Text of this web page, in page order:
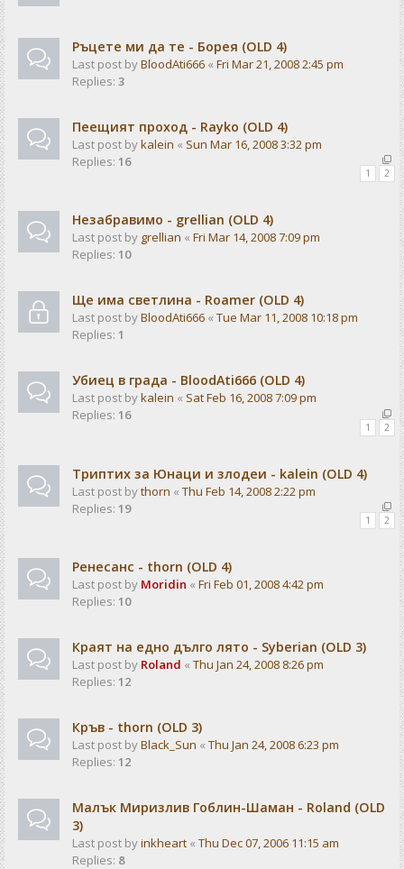
Ръцете ми да те - Борея (OLD 4)
Last post byBloodAti666 « Fri Mar 21, 2008 2:45 pm
Replies: 3
Пеещият проход - Rayko (OLD 4)
Last post bykalein « Sun Mar 16, 2008 3:32 pm
Replies: 16
1 2
Незабравимо - grellian (OLD 4)
Last post by grellian « Fri Mar 14, 2008 7:09 pm
Replies: 10
Ще има светлина - Rоаmer (OLD 4)
Last post byBloodAti666 « Tue Mar 11, 2008 10:18 pm
Replies: 1
Убиец в града - BloodAti666 (OLD 4)
Last post bykalein « Sat Feb 16, 2008 7:09 pm
Replies: 16
1 2
Триптих за Юнаци и злодеи - kalein (OLD 4)
Last post bythorn « Thu Feb 14, 2008 2:22 pm
Replies: 19
1 2
Ренесанс - thorn (OLD 4)
Last post by Moridin « Fri Feb 01, 2008 4:42 pm
Replies: 10
Краят на едно дълго лято - Syberian (OLD 3)
Last post by Roland « Thu Jan 24, 2008 8:26 pm
Replies: 12
Кръв - thorn (OLD 3)
Last post byBlack_Sun « Thu Jan 24, 2008 6:23 pm
Replies: 12
Малък Миризлив Гоблин-Шаман - Roland (OLD
3)
Last post byinkheart « Thu Dec 07, 2006 11:15 am
Replies: 8